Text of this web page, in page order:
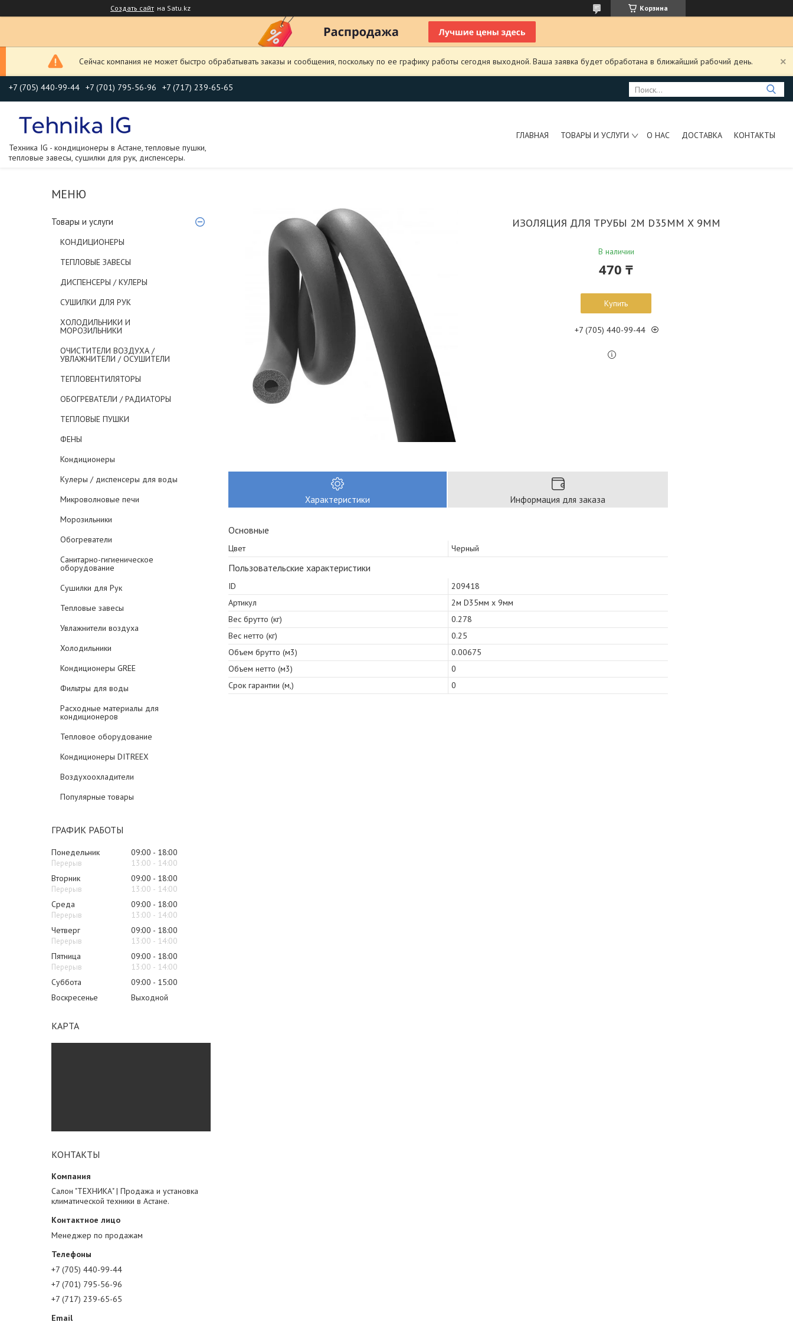
Создать сайт на Satu.kz Корзина
Сейчас компания не может быстро обрабатывать заказы и сообщения, поскольку по ее графику работы сегодня выходной. Ваша заявка будет обработана в ближайший рабочий день.
+7 (705) 440-99-44 +7 (701) 795-56-96 +7 (717) 239-65-65
Техника IG - кондиционеры в Астане, тепловые пушки,
тепловые завесы, сушилки для рук, диспенсеры.
ГЛАВНАЯ ТОВАРЫ И УСЛУГИ О НАС ДОСТАВКА КОНТАКТЫ
Товары и услуги
КОНДИЦИОНЕРЫ
ТЕПЛОВЫЕ ЗАВЕСЫ
ДИСПЕНСЕРЫ / КУЛЕРЫ
СУШИЛКИ ДЛЯ РУК
ХОЛОДИЛЬНИКИ И
МОРОЗИЛЬНИКИ
ОЧИСТИТЕЛИ ВОЗДУХА /
УВЛАЖНИТЕЛИ / ОСУШИТЕЛИ
ТЕПЛОВЕНТИЛЯТОРЫ
ОБОГРЕВАТЕЛИ / РАДИАТОРЫ
ТЕПЛОВЫЕ ПУШКИ
ФЕНЫ
Кондиционеры
Кулеры / диспенсеры для воды
Микроволновые печи
Морозильники
Обогреватели
Санитарно-гигиеническое
оборудование
Сушилки для Рук
Тепловые завесы
Увлажнители воздуха
Холодильники
Кондиционеры GREE
Фильтры для воды
Расходные материалы для
кондиционеров
Тепловое оборудование
Кондиционеры DITREEX
Воздухоохладители
Популярные товары
ГРАФИК РАБОТЫ
Понедельник 09:00
18:00
13:00
14:00
Вторник
09:00
18:00
13:00
14:00
Среда
09:00
18:00
13:00
14:00
Четверг
09:00
18:00
13:00
14:00
Пятница
09:00
18:00
13:00
14:00
Суббота
09:00
15:00
Воскресенье
Выходной
КАРТА
КОНТАКТЫ
Салон "ТЕХНИКА" | Продажа и установка
климатической техники в Астане.
Менеджер по продажам
+7 (705) 440-99-44
+7 (701) 795-56-96
+7 (717) 239-65-65
ИЗОЛЯЦИЯ ДЛЯ ТРУБЫ 2М D35ММ Х 9ММ
В наличии
470 ₸
Купить
+7 (705) 440-99-44
Характеристики Информация для заказа
Основные
Цвет Черный
Пользовательские характеристики
ID
209418
Артикул
2м D35мм х 9мм
Вес брутто (кг)
0.278
Вес нетто (кг)
0.25
Объем брутто (м3)
0.00675
Объем нетто (м3)
0
Срок гарантии (м,)
0